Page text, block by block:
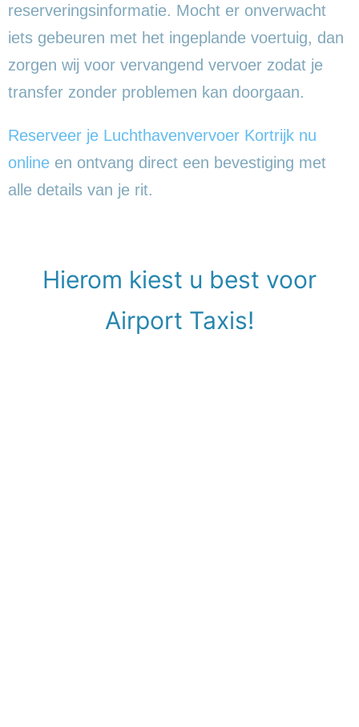
reserveringsinformatie. Mocht er onverwacht
iets gebeuren met het ingeplande voertuig, dan
zorgen wij voor vervangend vervoer zodat je
transfer zonder problemen kan doorgaan.
Reserveer je Luchthavenvervoer Kortrijk nu
online en ontvang direct een bevestiging met
alle details van je rit.
Hierom kiest u best voor
Airport Taxis!